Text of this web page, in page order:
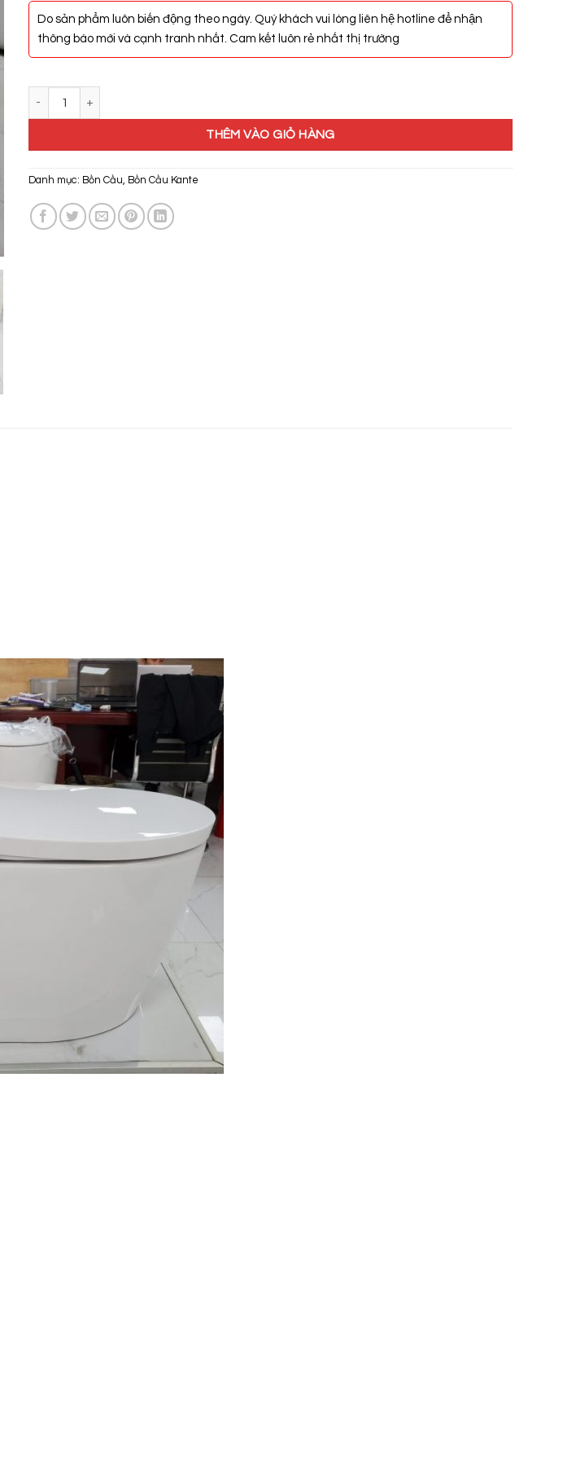
Do sản phẩm luôn biến động theo ngày. Quý khách vui lòng liên hệ hotline để nhận
thông báo mới và cạnh tranh nhất. Cam kết luôn rẻ nhất thị trường
THÊM VÀO GIỎ HÀNG
Danh mục: Bồn Cầu, Bồn Cầu Kante